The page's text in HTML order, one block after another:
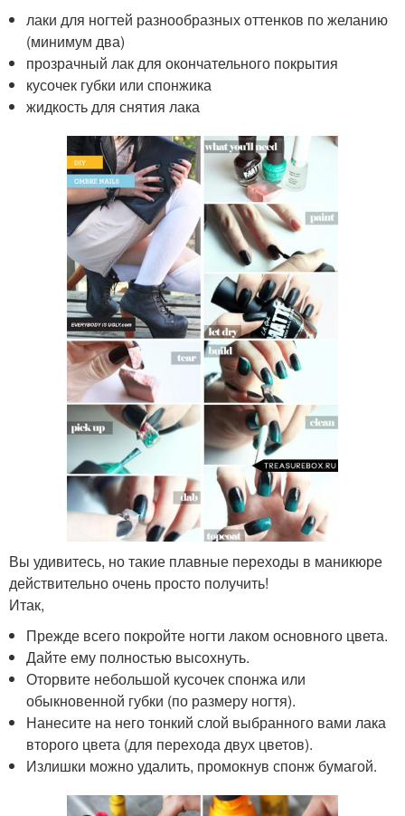
лаки для ногтей разнообразных оттенков по желанию
(минимум два)
прозрачный лак для окончательного покрытия
кусочек губки или спонжика
жидкость для снятия лака
Вы удивитесь, но такие плавные переходы в маникюре
действительно очень просто получить!
Итак,
Прежде всего покройте ногти лаком основного цвета.
Дайте ему полностью высохнуть.
Оторвите небольшой кусочек спонжа или
обыкновенной губки (по размеру ногтя).
Нанесите на него тонкий слой выбранного вами лака
второго цвета (для перехода двух цветов).
Излишки можно удалить, промокнув спонж бумагой.